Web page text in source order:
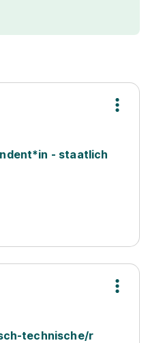
- staatlich
technische/r